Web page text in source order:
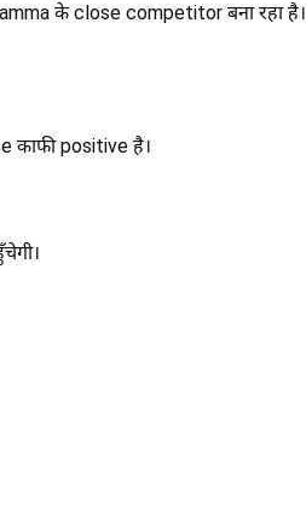
के close competitor बना रहा है।
काफी positive है।